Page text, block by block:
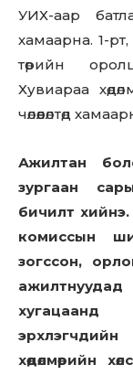
УИХ-аар
хамаарна. 1-
төрийн
Хувиараа
чөлөөлөлтөд
Ажилтан
зургаан
бичилт
комиссын
зогссон,
ажилтнуудад
хугацаанд
эрхлэгчдийн
хөдөлмөрийн